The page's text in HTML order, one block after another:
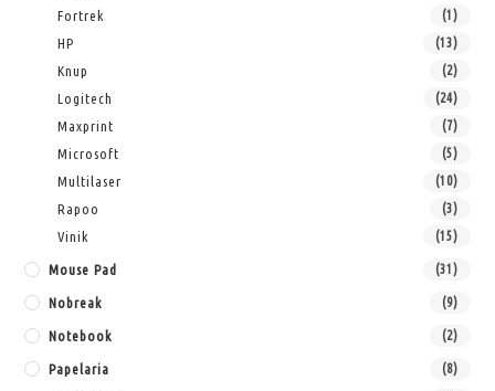
Fortrek (1)
HP (13)
Knup (2)
Logitech (24)
Maxprint (7)
Microsoft (5)
Multilaser (10)
Rapoo (3)
Vinik (15)
Mouse Pad (31)
Nobreak (9)
Notebook (2)
Papelaria (8)